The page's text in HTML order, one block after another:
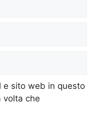
e sito web in questo
volta che